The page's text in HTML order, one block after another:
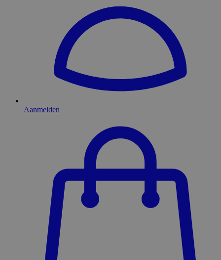
Aanmelden